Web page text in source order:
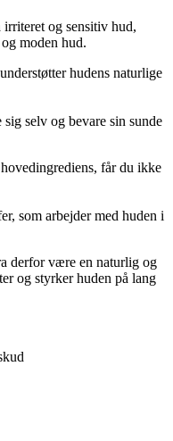
og sensitiv hud,
moden hud.
hudens naturlige
selv og bevare sin sunde
får du ikke
som arbejder med huden i
derfor være en naturlig og
og styrker huden på lang